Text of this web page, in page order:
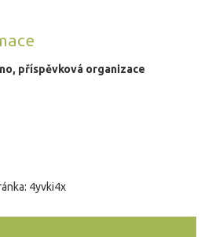
příspěvková organizace
4yvki4x